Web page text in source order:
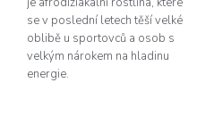
se v poslední letech těší velké
oblibě u sportovců a osob s
velkým nárokem na hladinu
energie.